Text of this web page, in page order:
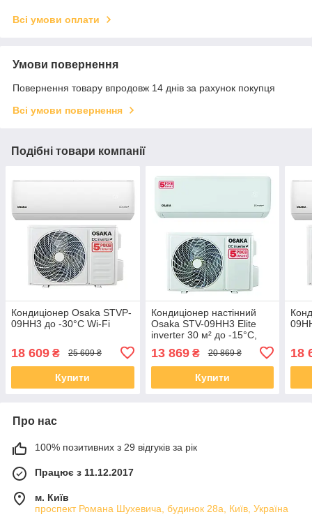
Всі умови оплати
Умови повернення
Повернення товару впродовж 14 днів за рахунок покупця
Всі умови повернення
Подібні товари компанії
Кондиціонер Osaka STVP-
09HH3 до -30°C Wi-Fi
18 609 ₴ 25 609 ₴
Купити
Кондиціонер настінний
Osaka STV-09HH3 Elite
inverter 30 м² до -15°C,
13 869₴ 20 869 ₴
Купити
18
Про нас
100% позитивних з 29 відгуків за рік
Працює з 11.12.2017
м. Київ
проспект Романа Шухевича, будинок 28а, Київ, Україна